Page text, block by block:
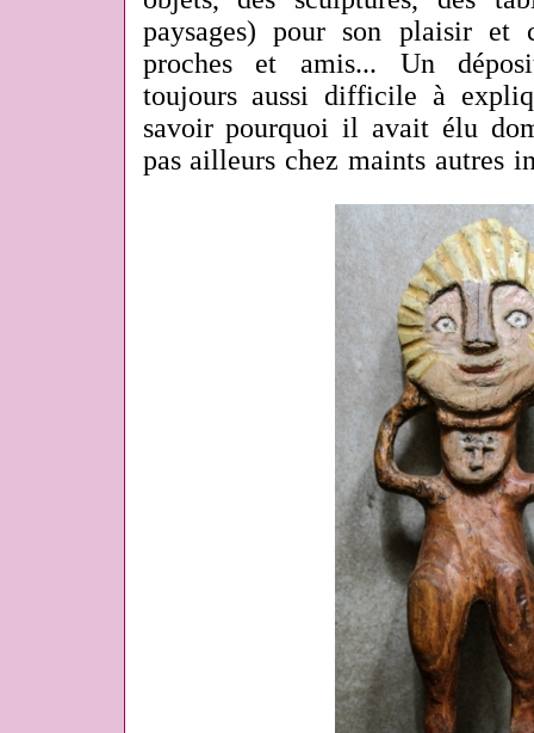
paysages) pour son plaisir et
proches et amis... Un
toujours aussi difficile à
savoir pourquoi il avait élu
pas ailleurs chez maints autres